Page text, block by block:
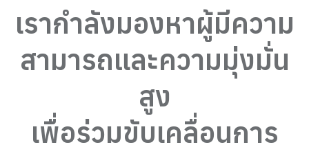
เรากำลังมองหาผู้มีความ
สามารถและความมุ่งมั่น
สูง
เพื่อร่วมขับเคลื่อนการ